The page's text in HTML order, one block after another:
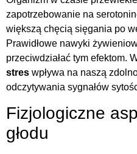
zapotrzebowanie na
większą chęcią sięgania po
Prawidłowe nawyki
przeciwdziałać tym efektom.
stres wpływa na naszą
odczytywania sygnałów
Fizjologiczne
głodu